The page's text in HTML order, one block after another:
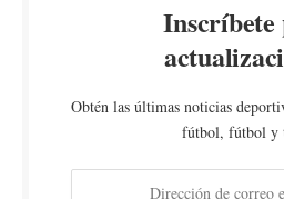
Inscríbete
Obtén las últimas noticias
fútbol, fútbol y